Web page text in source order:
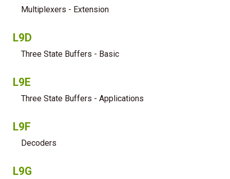
Multiplexers - Extension
L9D
Three State Buffers - Basic
L9E
Three State Buffers - Applications
L9F
Decoders
L9G